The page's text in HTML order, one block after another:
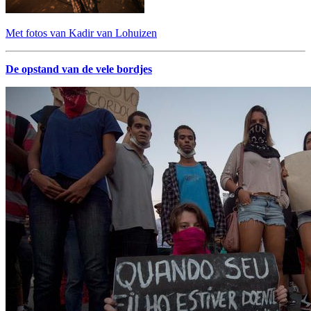
Met fotos van Kadir van Lohuizen
De opstand van de vele bordjes